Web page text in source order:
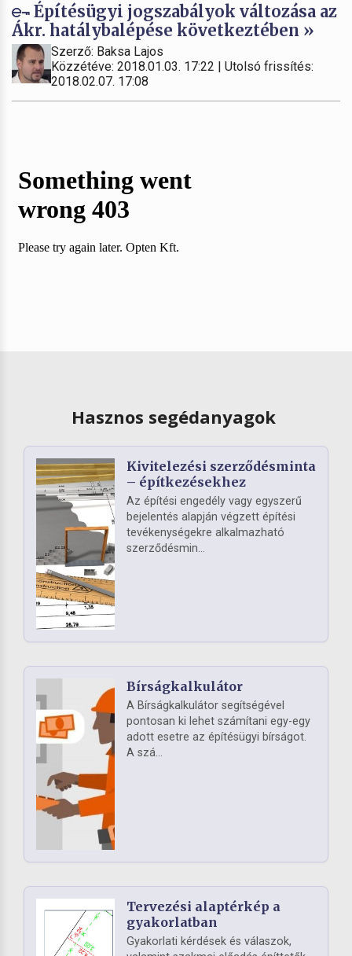
Építésügyi jogszabályok változása az
Ákr. hatálybalépése következtében »
Szerző: Baksa Lajos
Közzétéve: 2018.01.03. 17:22 | Utolsó frissítés:
2018.02.07. 17:08
Hasznos segédanyagok
Kivitelezési szerződésminta
– építkezésekhez
Az építési engedély vagy egyszerű
bejelentés alapján végzett építési
tevékenységekre alkalmazható
szerződésmin...
Bírságkalkulátor
A Bírságkalkulátor segítségével
pontosan ki lehet számítani egy-egy
adott esetre az építésügyi bírságot.
A szá...
Tervezési alaptérkép a
gyakorlatban
Gyakorlati kérdések és válaszok,